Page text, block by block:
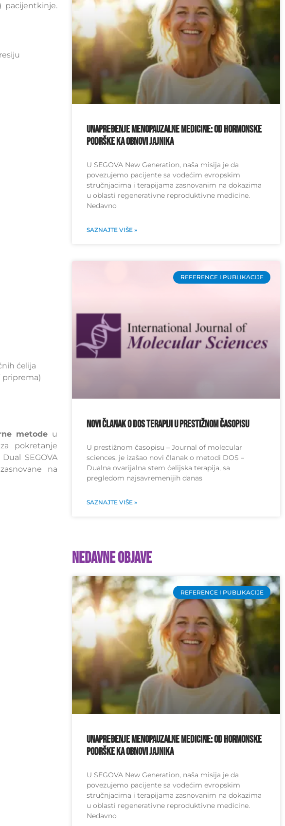
pacijentkinje.
ćelija
priprema)
metode u
pokretanje
SEGOVA
na
Unapređenje menopauzalne medicine: od hormonske
podrške ka obnovi jajnika
U SEGOVA New Generation, naša misija je da
povezujemo pacijente sa vodećim evropskim
stručnjacima i terapijama zasnovanim na dokazima
u oblasti regenerativne reproduktivne medicine.
Nedavno
SAZNAJTE VIŠE »
REFERENCE I PUBLIKACIJE
Novi članak o DOS terapiji u prestižnom časopisu
U prestižnom časopisu – Journal of molecular
sciences, je izašao novi članak o metodi DOS –
Dualna ovarijalna stem ćelijska terapija, sa
pregledom najsavremenijih danas
SAZNAJTE VIŠE »
Nedavne objave
REFERENCE I PUBLIKACIJE
Unapređenje menopauzalne medicine: od hormonske
podrške ka obnovi jajnika
U SEGOVA New Generation, naša misija je da
povezujemo pacijente sa vodećim evropskim
stručnjacima i terapijama zasnovanim na dokazima
u oblasti regenerativne reproduktivne medicine.
Nedavno